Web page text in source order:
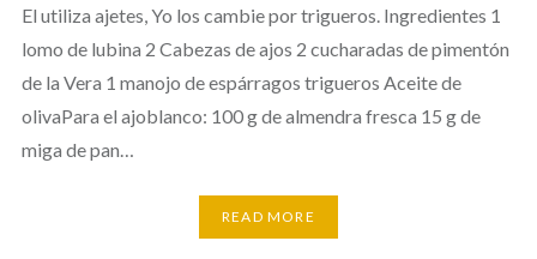
El utiliza ajetes, Yo los cambie por trigueros. Ingredientes 1
lomo de lubina 2 Cabezas de ajos 2 cucharadas de pimentón
de la Vera 1 manojo de espárragos trigueros Aceite de
olivaPara el ajoblanco: 100 g de almendra fresca 15 g de
miga de pan…
READ MORE